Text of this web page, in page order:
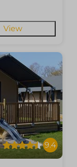
View
9.4